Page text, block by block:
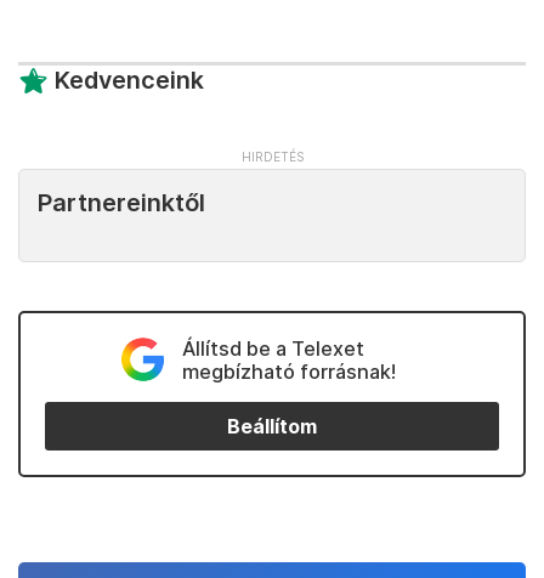
Kedvenceink
Partnereinktől
Állítsd be a Telexet
megbízható forrásnak!
Beállítom